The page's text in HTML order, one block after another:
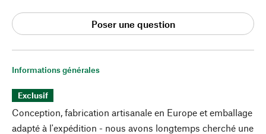
Informations générales
Exclusif
Conception, fabrication artisanale en Europe et emballage
adapté à l'expédition - nous avons longtemps cherché une
Poser une question